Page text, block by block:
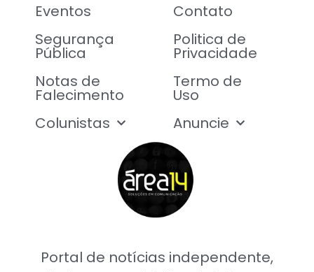
Portal de notícias independente,
Eventos
Segurança
Pública
Notas de
Falecimento
Colunistas
Contato
Politica de
Privacidade
Termo de
Uso
Anuncie